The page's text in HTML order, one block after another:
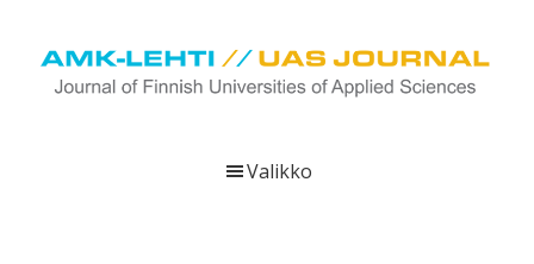
Hyppää
pääsisältöön
Hyppää
ensisijaiseen
Hyppää
alatunnisteeseen
Valikko